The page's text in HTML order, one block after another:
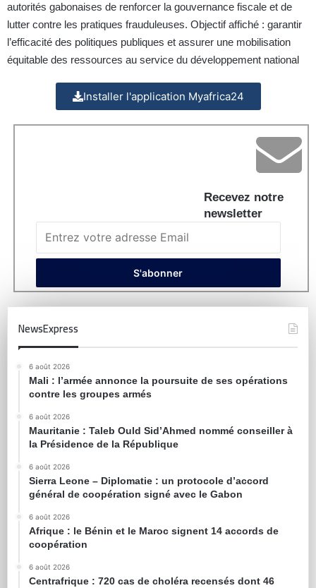
autorités gabonaises de renforcer la gouvernance fiscale et de
lutter contre les pratiques frauduleuses. Objectif affiché : garantir
l’efficacité des politiques publiques et assurer une mobilisation
équitable des ressources au service du développement national
Installer l'application Myafrica24
Recevez notre
newsletter
NewsExpress
6 août 2026
Mali : l’armée annonce la poursuite de ses opérations
contre les groupes armés
6 août 2026
Mauritanie : Taleb Ould Sid’Ahmed nommé conseiller à
la Présidence de la République
6 août 2026
Sierra Leone – Diplomatie : un protocole d’accord
général de coopération signé avec le Gabon
6 août 2026
Afrique : le Bénin et le Maroc signent 14 accords de
coopération
6 août 2026
Centrafrique : 720 cas de choléra recensés dont 46